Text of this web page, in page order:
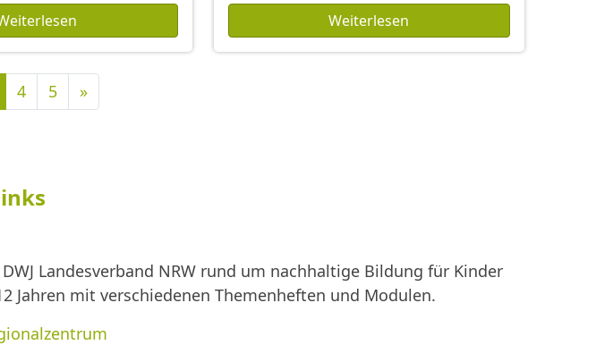
Landesverband NRW rund um nachhaltige Bildung für Kinder
Jahren mit verschiedenen Themenheften und Modulen.
Weiterlesen
4 5 »Nächste